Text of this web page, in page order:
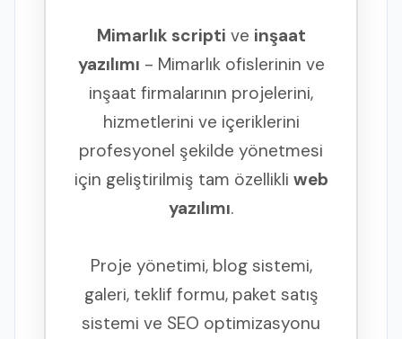
Mimarlık scripti ve inşaat
yazılımı - Mimarlık ofislerinin ve
inşaat firmalarının projelerini,
hizmetlerini ve içeriklerini
profesyonel şekilde yönetmesi
için geliştirilmiş tam özellikli web
yazılımı.
Proje yönetimi, blog sistemi,
galeri, teklif formu, paket satış
sistemi ve SEO optimizasyonu